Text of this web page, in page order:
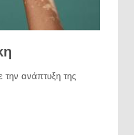
την ανάπτυξη της